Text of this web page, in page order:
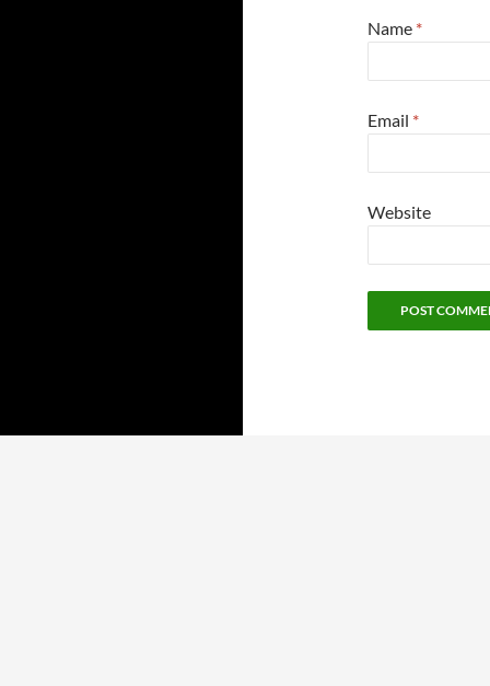
Name *
Email *
Website